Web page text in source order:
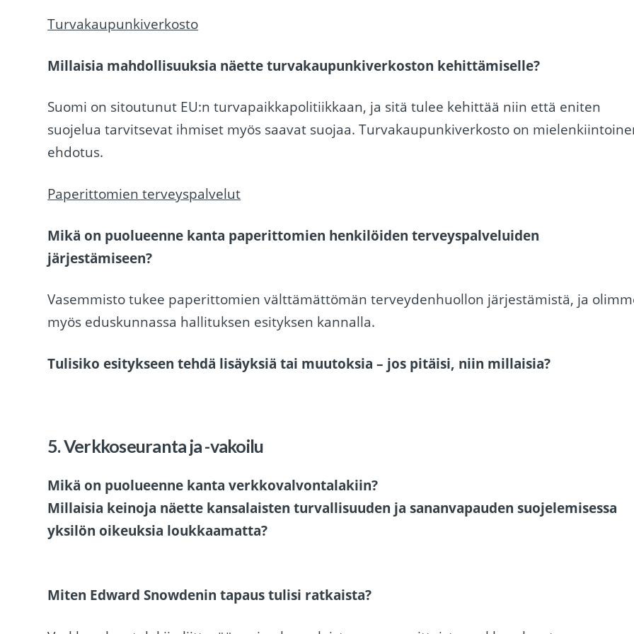
Turvakaupunkiverkosto
Millaisia mahdollisuuksia näette turvakaupunkiverkoston kehittämiselle?
Suomi on sitoutunut EU:n turvapaikkapolitiikkaan, ja sitä tulee kehittää niin että eniten
suojelua tarvitsevat ihmiset myös saavat suojaa. Turvakaupunkiverkosto on
ehdotus.
Paperittomien terveyspalvelut
Mikä on puolueenne kanta paperittomien henkilöiden terveyspalveluiden
järjestämiseen?
Vasemmisto tukee paperittomien välttämättömän terveydenhuollon järjestämistä, ja
myös eduskunnassa hallituksen esityksen kannalla.
Tulisiko esitykseen tehdä lisäyksiä tai muutoksia – jos pitäisi, niin millaisia?
5. Verkkoseuranta ja -vakoilu
Mikä on puolueenne kanta verkkovalvontalakiin?
Millaisia keinoja näette kansalaisten turvallisuuden ja sananvapauden suojelemisessa
yksilön oikeuksia loukkaamatta?
Miten Edward Snowdenin tapaus tulisi ratkaista?